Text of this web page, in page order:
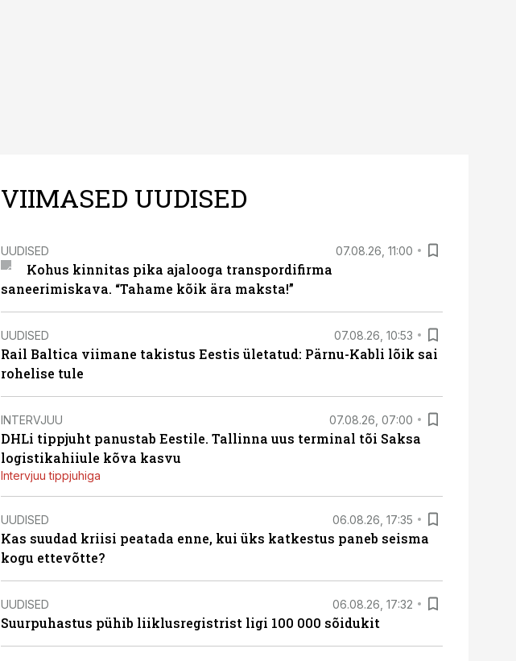
VIIMASED UUDISED
UUDISED 07.08.26, 11:00
Kohus kinnitas pika ajalooga transpordifirma
saneerimiskava. “Tahame kõik ära maksta!”
UUDISED 07.08.26, 10:53
Rail Baltica viimane takistus Eestis ületatud: Pärnu-Kabli lõik sai
rohelise tule
INTERVJUU 07.08.26, 07:00
DHLi tippjuht panustab Eestile. Tallinna uus terminal tõi Saksa
logistikahiiule kõva kasvu
Intervjuu tippjuhiga
UUDISED 06.08.26, 17:35
Kas suudad kriisi peatada enne, kui üks katkestus paneb seisma
kogu ettevõtte?
UUDISED 06.08.26, 17:32
Suurpuhastus pühib liiklusregistrist ligi 100 000 sõidukit